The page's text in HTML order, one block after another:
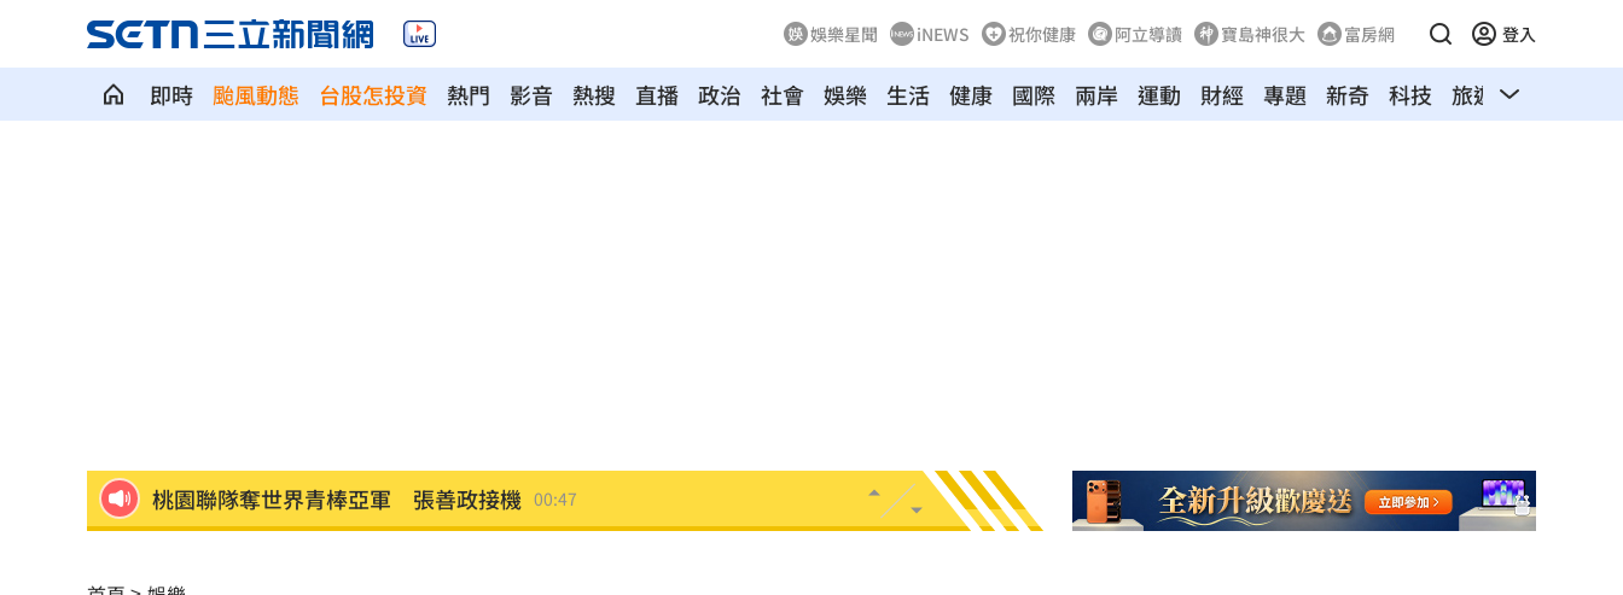
娛樂星聞 iNEWS 祝你健康 阿立導讀 寶島神很大 富房網 登入
即時 颱風動態 台股怎投資 熱門 影音 熱搜 直播 政治 社會 娛樂 生活 健康 國際 兩岸 運動 財經 專題 新奇 科技 旅遊 汽車
桃園聯隊奪世界青棒亞軍 張善政接機
男駕車至議員服務處嗆開槍 台中警抓到了